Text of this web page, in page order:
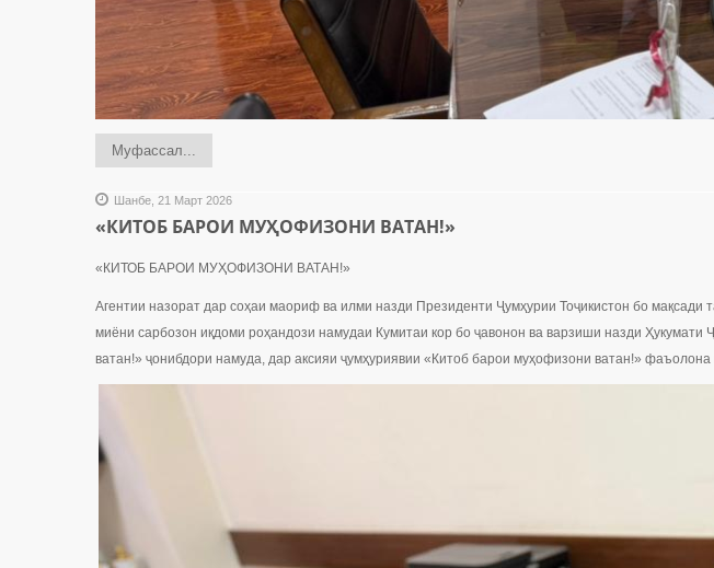
Муфассал...
Шанбе, 21 Март 2026
«КИТОБ БАРОИ МУҲОФИЗОНИ ВАТАН!»
«КИТОБ БАРОИ МУҲОФИЗОНИ ВАТАН!»
Агентии назорат дар соҳаи маориф ва илми назди Президенти Ҷумҳурии Тоҷикистон бо
миёни сарбозон иқдоми роҳандози намудаи Кумитаи кор бо ҷавонон ва варзиши назди
ватан!» ҷонибдори намуда, дар аксияи ҷумҳуриявии «Китоб барои муҳофизони ватан!» фаъолона